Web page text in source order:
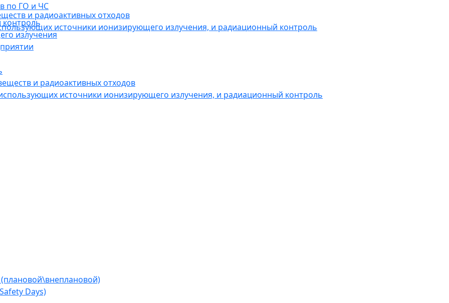
и радиоактивных отходов
источники ионизирующего излучения, и радиационный контроль
Days)
по ГО и ЧС
контроль
излучения
и радиоактивных отходов
источники ионизирующего излучения, и радиационный контроль